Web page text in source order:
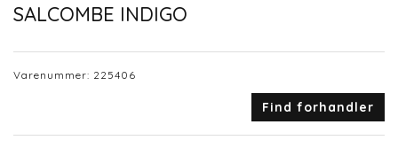
SALCOMBE INDIGO
Varenummer: 225406
Find forhandler